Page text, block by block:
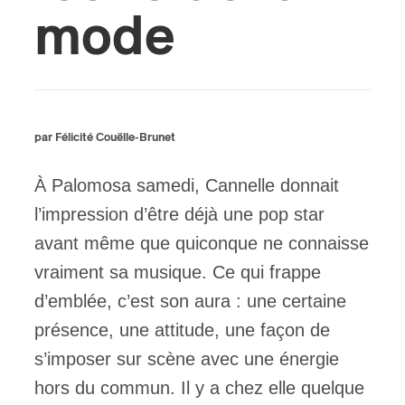
mode
par Félicité Couëlle-Brunet
À Palomosa samedi, Cannelle donnait
l’impression d’être déjà une pop star
avant même que quiconque ne connaisse
vraiment sa musique. Ce qui frappe
d’emblée, c’est son aura : une certaine
présence, une attitude, une façon de
s’imposer sur scène avec une énergie
hors du commun. Il y a chez elle quelque